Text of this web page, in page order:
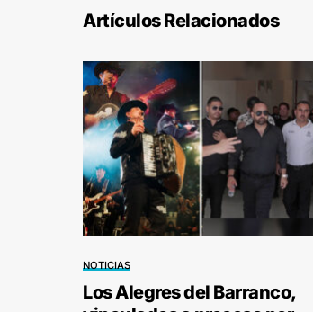
Artículos Relacionados
NOTICIAS
Los Alegres del Barranco,